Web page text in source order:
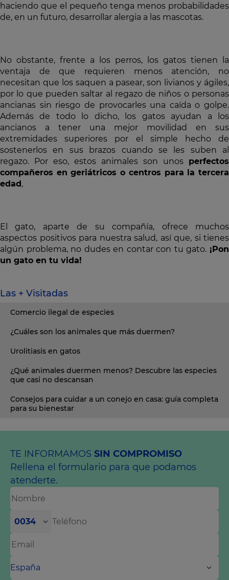
haciendo que el pequeño tenga menos probabilidades
de, en un futuro, desarrollar alergia a las mascotas.
No obstante, frente a los perros, los gatos tienen la
ventaja de que requieren menos atención, no
necesitan que los saquen a pasear, son livianos y ágiles,
por lo que pueden saltar al regazo de niños o personas
ancianas sin riesgo de provocarles una caída o golpe.
Además de todo lo dicho, los gatos ayudan a los
ancianos a tener una mejor movilidad en sus
extremidades superiores por el simple hecho de
sostenerlos en sus brazos cuando se les suben al
regazo. Por eso, estos animales son unos perfectos
compañeros en geriátricos o centros para la tercera
edad,
El gato, aparte de su compañía, ofrece muchos
aspectos positivos para nuestra salud, así que, si tienes
algún problema, no dudes en contar con tu gato. ¡Pon
un gato en tu vida!
Las + Visitadas
Comercio ilegal de especies
¿Cuáles son los animales que más duermen?
Urolitiasis en gatos
¿Qué animales duermen menos? Descubre las especies
que casi no descansan
Consejos para cuidar a un conejo en casa: guía completa
para su bienestar
TE INFORMAMOS SIN COMPROMISO
Rellena el formulario para que podamos
atenderte.
0034